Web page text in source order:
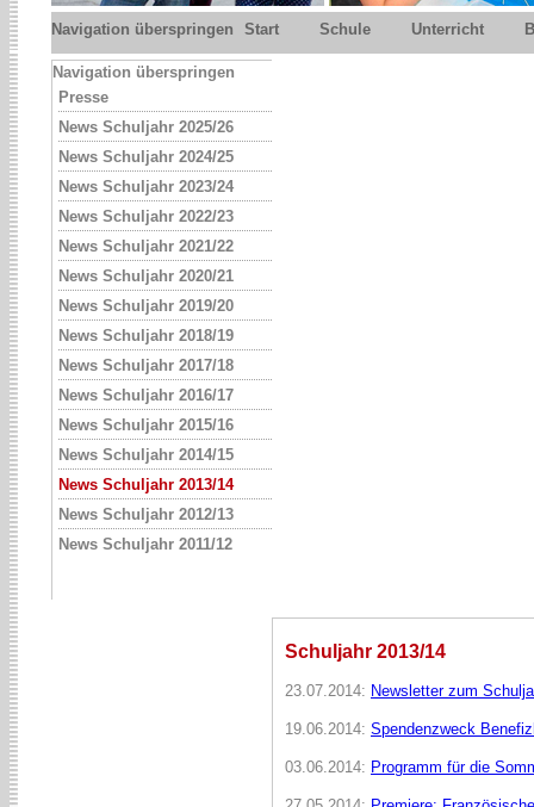
Navigation überspringen Start Schule Unterricht
Navigation überspringen
Presse
News Schuljahr 2025/26
News Schuljahr 2024/25
News Schuljahr 2023/24
News Schuljahr 2022/23
News Schuljahr 2021/22
News Schuljahr 2020/21
News Schuljahr 2019/20
News Schuljahr 2018/19
News Schuljahr 2017/18
News Schuljahr 2016/17
News Schuljahr 2015/16
News Schuljahr 2014/15
News Schuljahr 2013/14
News Schuljahr 2012/13
News Schuljahr 2011/12
Schuljahr 2013/14
23.07.2014: Newsletter zum
19.06.2014: Spendenzweck
03.06.2014: Programm für die